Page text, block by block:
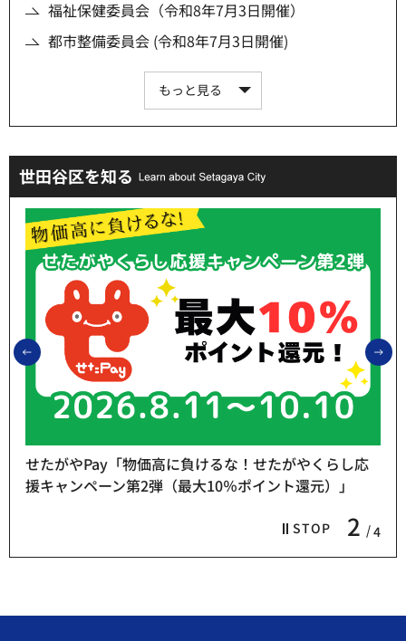
福祉保健委員会（令和8年7月3日開催）
都市整備委員会 (令和8年7月3日開催)
もっと見る
世田谷区を知る
前のスライドを表示
STOP 2 4
せたがやPay「物価高に負けるな！せたがやくらし応
援キャンペーン第2弾（最大10％ポイント還元）」